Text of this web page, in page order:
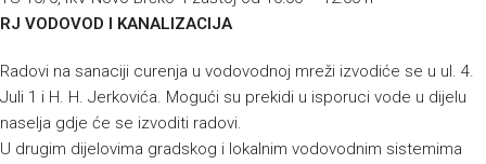
RJ VODOVOD I KANALIZACIJA
Radovi na sanaciji curenja u vodovodnoj mreži izvodiće se u ul. 4.
Juli 1 i H. H. Jerkovića. Mogući su prekidi u isporuci vode u dijelu
naselja gdje će se izvoditi radovi.
U drugim dijelovima gradskog i lokalnim vodovodnim sistemima